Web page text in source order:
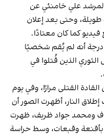
المرشد علي خامنئي عن
وحتى بعد إعلان
كما كان معتادًا.
أنه لم يُقم شخصيًا
الذين قُتلوا في
القتلى مرارًا، وفي يوم
إطلاق النار، أظهرت الصور أن
ومحمد جواد ظريف، ظهرت
وقبعات، وسط حراسة